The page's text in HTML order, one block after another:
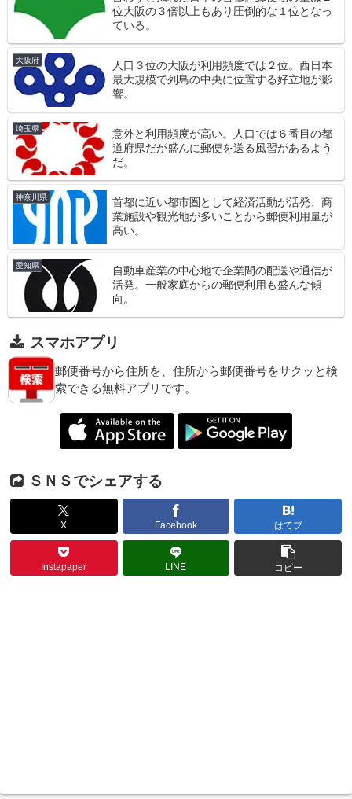
位大阪の３倍以上もあり圧倒的な１位となっ
ている。
大阪府
人口３位の大阪が利用頻度では２位。西日本
最大規模で列島の中央に位置する好立地が影
響。
埼玉県
意外と利用頻度が高い。人口では６番目の都
道府県だが盛んに郵便を送る風習があるよう
だ。
神奈川県
首都に近い都市圏として経済活動が活発、商
業施設や観光地が多いことから郵便利用量が
高い。
愛知県
自動車産業の中心地で企業間の配送や通信が
活発。一般家庭からの郵便利用も盛んな傾
向。
スマホアプリ
郵便番号から住所を、住所から郵便番号をサクッと検
索できる無料アプリです。
ＳＮＳでシェアする
X Facebook はてブ
Instapaper LINE コピー